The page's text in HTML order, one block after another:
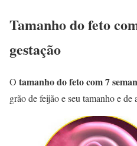
Tamanho do feto
gestação
O tamanho do feto com 7
grão de feijão e seu tamanho e